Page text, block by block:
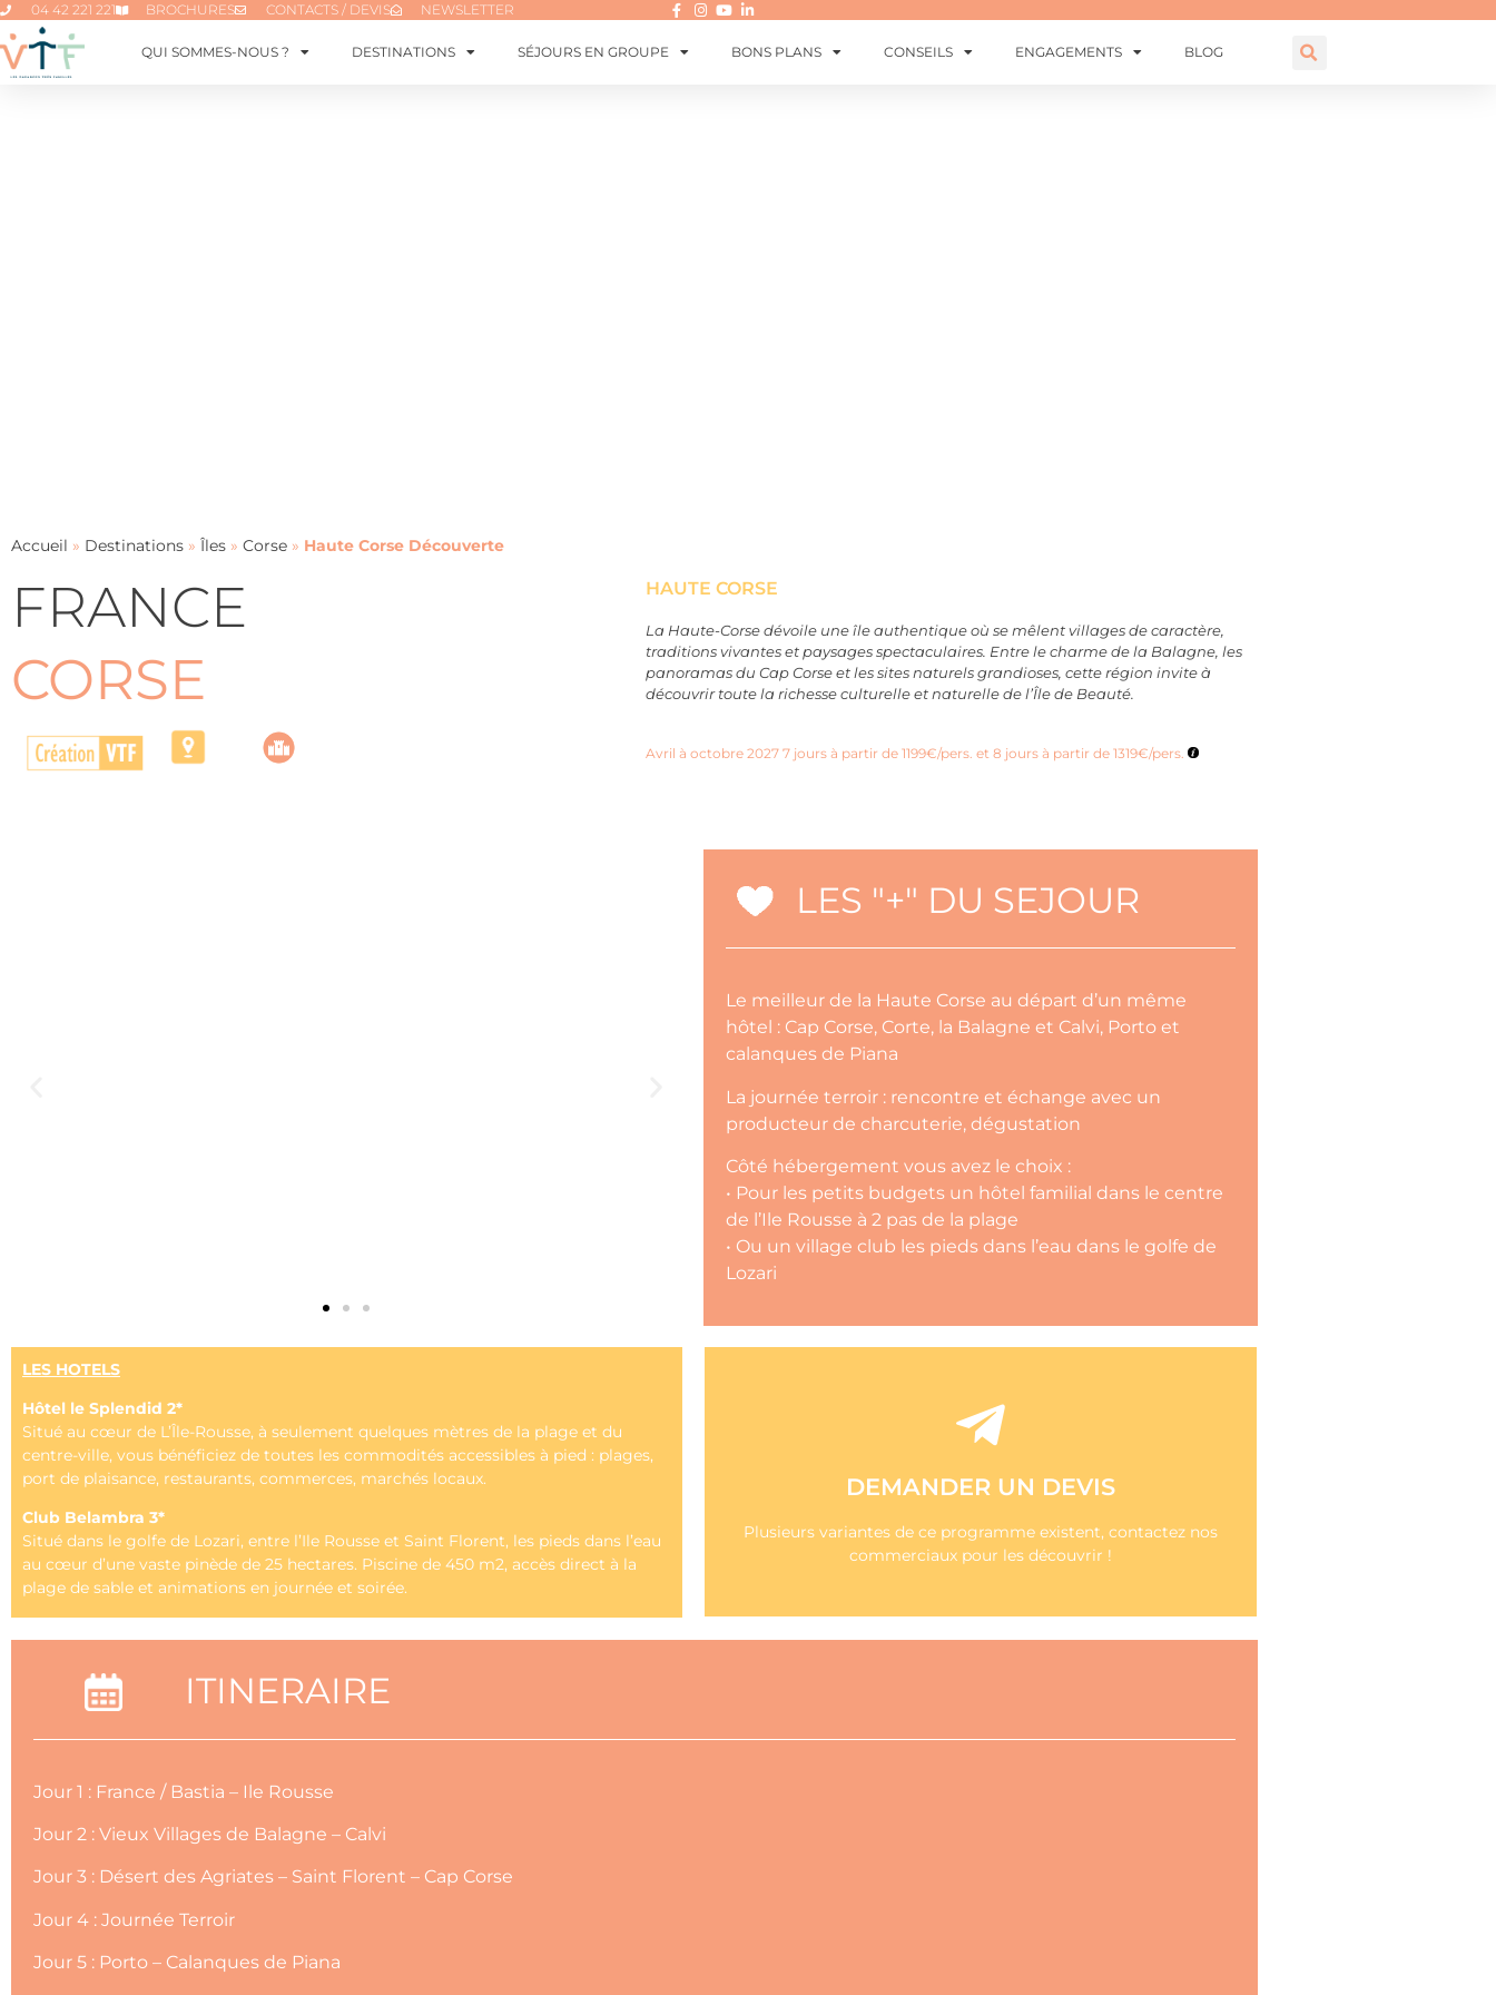
04 42 221 221 BROCHURES CONTACTS / DEVIS NEWSLETTER
QUI SOMMES-NOUS ? DESTINATIONS SÉJOURS EN GROUPE BONS PLANS CONSEILS ENGAGEMENTS BLOG
Accueil » Destinations » Îles » Corse » Haute Corse Découverte
FRANCE
CORSE
HAUTE CORSE
La Haute-Corse dévoile une île authentique où se mêlent villages de caractère,
traditions vivantes et paysages spectaculaires. Entre le charme de la Balagne, les
panoramas du Cap Corse et les sites naturels grandioses, cette région invite à
découvrir toute la richesse culturelle et naturelle de l’Île de Beauté.
Avril à octobre 2027 7 jours à partir de 1199€/pers. et 8 jours à partir de 1319€/pers.
LES "+" DU SEJOUR
Le meilleur de la Haute Corse au départ d’un même
hôtel : Cap Corse, Corte, la Balagne et Calvi, Porto et
calanques de Piana
La journée terroir : rencontre et échange avec un
producteur de charcuterie, dégustation
Côté hébergement vous avez le choix :
• Pour les petits budgets un hôtel familial dans le centre
de l’Ile Rousse à 2 pas de la plage
• Ou un village club les pieds dans l’eau dans le golfe de
Lozari
LES HOTELS
Hôtel le Splendid 2*
Situé au cœur de L’Île-Rousse, à seulement quelques mètres de la plage et du
centre-ville, vous bénéficiez de toutes les commodités accessibles à pied : plages,
port de plaisance, restaurants, commerces, marchés locaux.
Club Belambra 3*
Situé dans le golfe de Lozari, entre l’Ile Rousse et Saint Florent, les pieds dans l’eau
au cœur d’une vaste pinède de 25 hectares. Piscine de 450 m2, accès direct à la
plage de sable et animations en journée et soirée.
DEMANDER UN DEVIS
Plusieurs variantes de ce programme existent, contactez nos
commerciaux pour les découvrir !
DEMANDER UN DEVIS
Nous répondrons à vos demandes dans les plus brefs délais
NOUS CONTACTER
ITINERAIRE
Jour 1 : France / Bastia – Ile Rousse
Jour 2 : Vieux Villages de Balagne – Calvi
Jour 3 : Désert des Agriates – Saint Florent – Cap Corse
Jour 4 : Journée Terroir
Jour 5 : Porto – Calanques de Piana